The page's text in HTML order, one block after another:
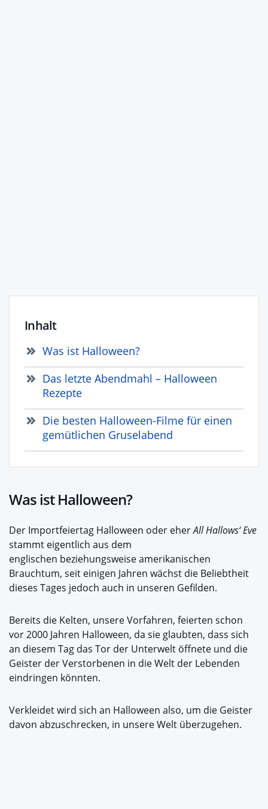
Inhalt
Was ist Halloween?
Das letzte Abendmahl – Halloween
Rezepte
Die besten Halloween-Filme für einen
gemütlichen Gruselabend
Was ist Halloween?
Der Importfeiertag Halloween oder eherAll Hallows‘ Eve
stammt eigentlich aus dem
englischen beziehungsweise amerikanischen
Brauchtum, seit einigen Jahren wächst die Beliebtheit
dieses Tages jedoch auch in unseren Gefilden.
Bereits die Kelten, unsere Vorfahren, feierten schon
vor 2000 Jahren Halloween, da sie glaubten, dass sich
an diesem Tag das Tor der Unterwelt öffnete und die
Geister der Verstorbenen in die Welt der Lebenden
eindringen könnten.
Verkleidet wird sich an Halloween also, um die Geister
davon abzuschrecken, in unsere Welt überzugehen.